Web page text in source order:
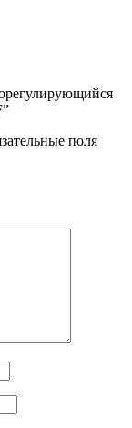
поля